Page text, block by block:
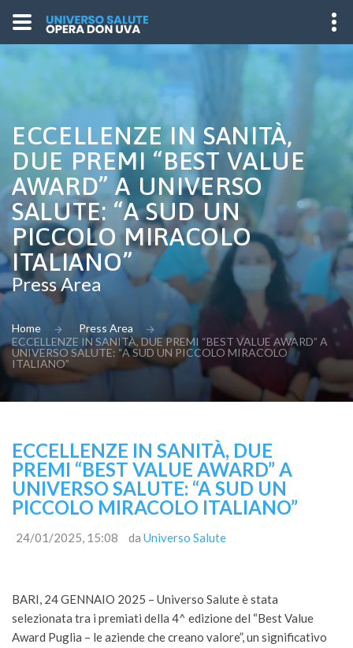
ECCELLENZE IN SANITÀ,
DUE PREMI “BEST VALUE
AWARD” A UNIVERSO
SALUTE: “A SUD UN
PICCOLO MIRACOLO
ITALIANO”
Press Area
Home
Press Area
ECCELLENZE IN SANITÀ, DUE PREMI “BEST VALUE AWARD” A
UNIVERSO SALUTE: “A SUD UN PICCOLO MIRACOLO
ITALIANO”
ECCELLENZE IN SANITÀ, DUE
PREMI “BEST VALUE AWARD” A
UNIVERSO SALUTE: “A SUD UN
PICCOLO MIRACOLO ITALIANO”
24/01/2025, 15:08 da Universo Salute
BARI, 24 GENNAIO 2025 – Universo Salute è stata
selezionata tra i premiati della 4^ edizione del “Best Value
Award Puglia – le aziende che creano valore”, un significativo